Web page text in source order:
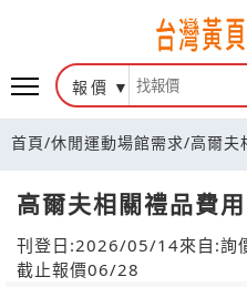
報價
首頁/休閒運動場館需求/高爾夫
高爾夫相關禮品費用
刊登日:2026/05/14來自:詢
截止報價06/28